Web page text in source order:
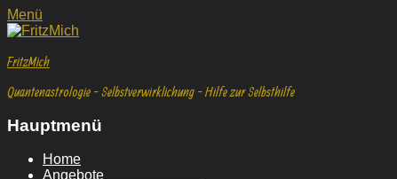
Facebook
E-
Mail
YouTube
Instagram
Facebook
E-
Mail
YouTube
Instagram
Menü
FritzMich
Quantenastrologie - Selbstverwirklichung - Hilfe zur Selbsthilfe
Hauptmenü
Weiter
zum
Home
Angebote